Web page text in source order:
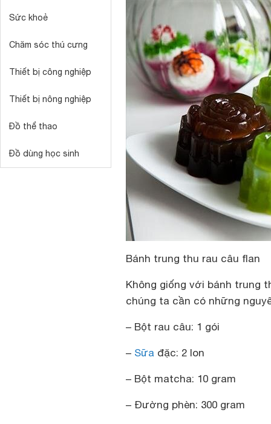
Sức khoẻ
Chăm sóc thú cưng
Thiết bị công nghiệp
Thiết bị nông nghiệp
Đồ thể thao
Đồ dùng học sinh
Bánh trung thu rau câu flan
Không giống với bánh trung
chúng ta cần có những
– Bột rau câu: 1 gói
– Sữa đặc: 2 lon
– Bột matcha: 10 gram
– Đường phèn: 300 gram